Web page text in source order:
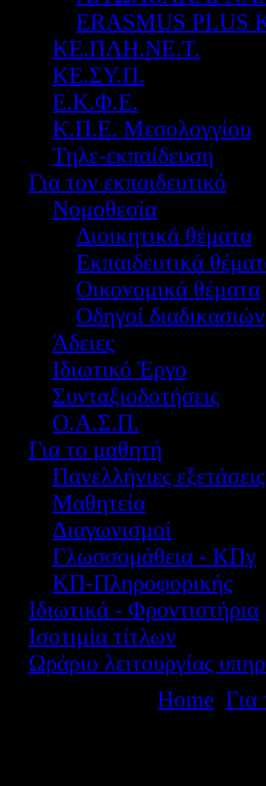
ERASMUS
ΚΕ.ΠΛΗ.ΝΕ.Τ.
ΚΕ.ΣΥ.Π.
Ε.Κ.Φ.Ε.
Κ.Π.Ε. Μεσολογγίου
Τηλε-εκπαίδευση
Για τον εκπαιδευτικό
Νομοθεσία
Διοικητικά θέματα
Εκπαιδευτικά
Οικονομικά θέματα
Οδηγοί διαδικασιών
Άδειες
Ιδιωτικό Έργο
Συνταξιοδοτήσεις
Ο.Α.Σ.Π.
Για το μαθητή
Πανελλήνιες εξετάσεις
Μαθητεία
Διαγωνισμοί
Γλωσσομάθεια - ΚΠγ
ΚΠ-Πληροφορικής
Ιδιωτικά - Φροντιστήρια
Ισοτιμία τίτλων
Ωράριο λειτουργίας
Home Για